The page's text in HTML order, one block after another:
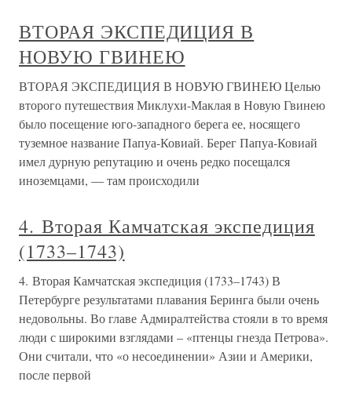
ВТОРАЯ ЭКСПЕДИЦИЯ В
НОВУЮ ГВИНЕЮ
ВТОРАЯ ЭКСПЕДИЦИЯ В НОВУЮ ГВИНЕЮ Целью
второго путешествия Миклухи-Маклая в Новую Гвинею
было посещение юго-западного берега ее, носящего
туземное название Папуа-Ковиай. Берег Папуа-Ковиай
имел дурную репутацию и очень редко посещался
иноземцами, — там происходили
4. Вторая Камчатская экспедиция
(1733–1743)
4. Вторая Камчатская экспедиция (1733–1743) В
Петербурге результатами плавания Беринга были очень
недовольны. Во главе Адмиралтейства стояли в то время
люди с широкими взглядами – «птенцы гнезда Петрова».
Они считали, что «о несоединении» Азии и Америки,
после первой